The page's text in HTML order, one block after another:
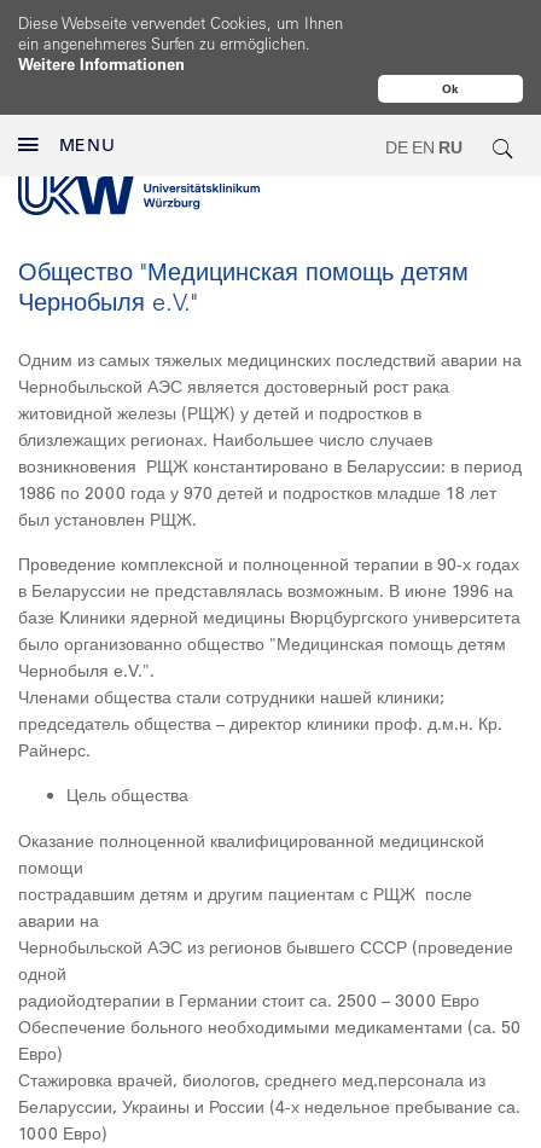
Ok
Diese Webseite verwendet Cookies, um Ihnen
ein angenehmeres Surfen zu ermöglichen.
Weitere Informationen
MENU DE EN RU
Общество "Медицинская помощь детям
Чернобыля e.V."
Одним из самых тяжелых медицинских последствий аварии на
Чернобыльской АЭС является достоверный рост рака
житовидной железы (РЩЖ) у детей и подростков в
близлежащих регионах. Наибольшее число случаев
возникновения РЩЖ константировано в Беларуссии: в период
1986 по 2000 года у 970 детей и подростков младше 18 лет
был установлен РЩЖ.
Проведение комплексной и полноценной терапии в 90-х годах
в Беларуссии не представлялась возможным. В июне 1996 на
базе Kлиники ядерной медицины Вюрцбургского университета
было организованно общество "Медицинская помощь детям
Чернобыля е.V.".
Членами общества стали сотрудники нашей клиники;
председатель общества – директор клиники проф. д.м.н. Кр.
Райнерс.
Цель общества
Оказание полноценной квалифицированной медицинской
помощи
пострадавшим детям и другим пациентам с РЩЖ после
аварии на
Чернобыльской АЭС из регионов бывшего СССР (проведение
одной
радиойодтерапии в Германии стоит са. 2500 – 3000 Евро
Обеспечение больного необходимыми медикаментами (са. 50
Евро)
Стажировка врачей, биологов, среднего мед.персонала из
Беларуссии, Украины и России (4-х недельное пребывание са.
1000 Евро)